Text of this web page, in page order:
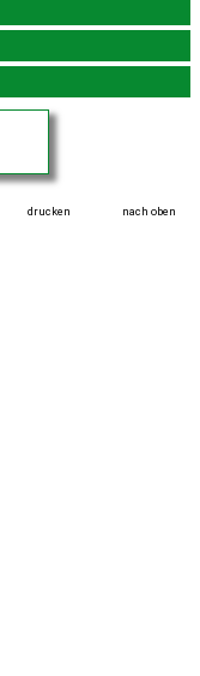
drucken nach oben